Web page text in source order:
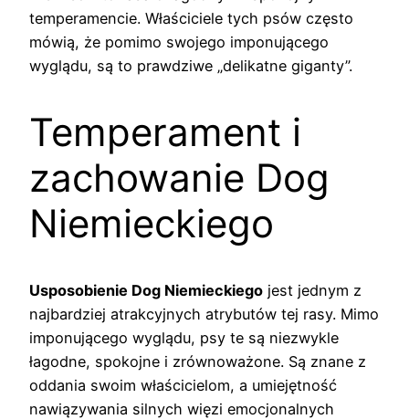
temperamencie. Właściciele tych psów często
mówią, że pomimo swojego imponującego
wyglądu, są to prawdziwe „delikatne giganty”.
Temperament i
zachowanie Dog
Niemieckiego
Usposobienie Dog Niemieckiego jest jednym z
najbardziej atrakcyjnych atrybutów tej rasy. Mimo
imponującego wyglądu, psy te są niezwykle
łagodne, spokojne i zrównoważone. Są znane z
oddania swoim właścicielom, a umiejętność
nawiązywania silnych więzi emocjonalnych